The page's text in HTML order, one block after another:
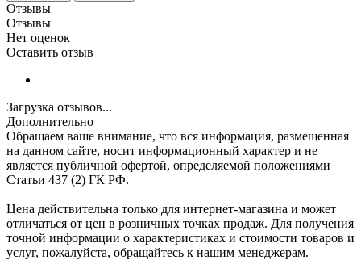
Отзывы
Отзывы
Нет оценок
Оставить отзыв
Загрузка отзывов...
Дополнительно
Обращаем ваше внимание, что вся информация, размещенная
на данном сайте, носит информационный характер и не
является публичной офертой, определяемой положениями
Статьи 437 (2) ГК РФ.
Цена действительна только для интернет-магазина и может
отличаться от цен в розничных точках продаж. Для получения
точной информации о характеристиках и стоимости товаров и
услуг, пожалуйста, обращайтесь к нашим менеджерам.